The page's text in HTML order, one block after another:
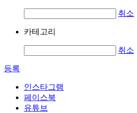
취소
카테고리
취소
등록
인스타그램
페이스북
유튜브